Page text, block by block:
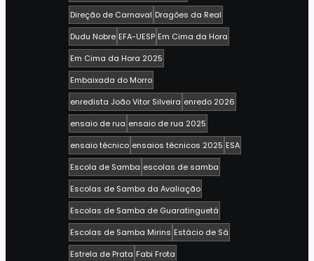
Direção de Carnaval Dragões da Real
Dudu Nobre EFA-UESP Em Cima da Hora
Em Cima da Hora 2025
Embaixada do Morro
enredista João Vitor Silveira enredo 2026
ensaio de rua ensaio de rua 2025
ensaio técnico ensaios técnicos 2025 ESA
Escola de Samba escolas de samba
Escolas de Samba da Avaliação
Escolas de Samba de Guaratinguetá
Escolas de Samba Mirins Estácio de Sá
Estrela de Prata Fabi Frota